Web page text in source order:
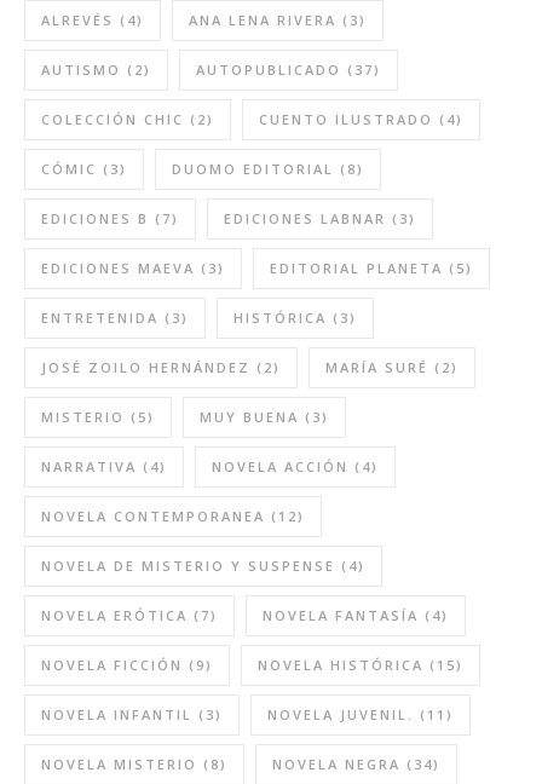
ALREVÉS (4) ANA LENA RIVERA (3)
AUTISMO (2) AUTOPUBLICADO (37)
COLECCIÓN CHIC (2) CUENTO ILUSTRADO (4)
CÓMIC (3) DUOMO EDITORIAL (8)
EDICIONES B (7) EDICIONES LABNAR (3)
EDICIONES MAEVA (3) EDITORIAL PLANETA (5)
ENTRETENIDA (3) HISTÓRICA (3)
JOSÉ ZOILO HERNÁNDEZ (2) MARÍA SURÉ (2)
MISTERIO (5) MUY BUENA (3)
NARRATIVA (4) NOVELA ACCIÓN (4)
NOVELA CONTEMPORANEA (12)
NOVELA DE MISTERIO Y SUSPENSE (4)
NOVELA ERÓTICA (7) NOVELA FANTASÍA (4)
NOVELA FICCIÓN (9) NOVELA HISTÓRICA (15)
NOVELA INFANTIL (3) NOVELA JUVENIL. (11)
NOVELA MISTERIO (8) NOVELA NEGRA (34)